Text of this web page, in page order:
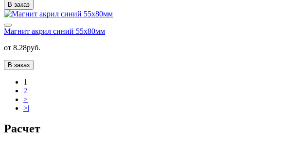
В заказ
Магнит акрил синий 55х80мм
от 8.28руб.
В заказ
1
2
>
>|
Расчет